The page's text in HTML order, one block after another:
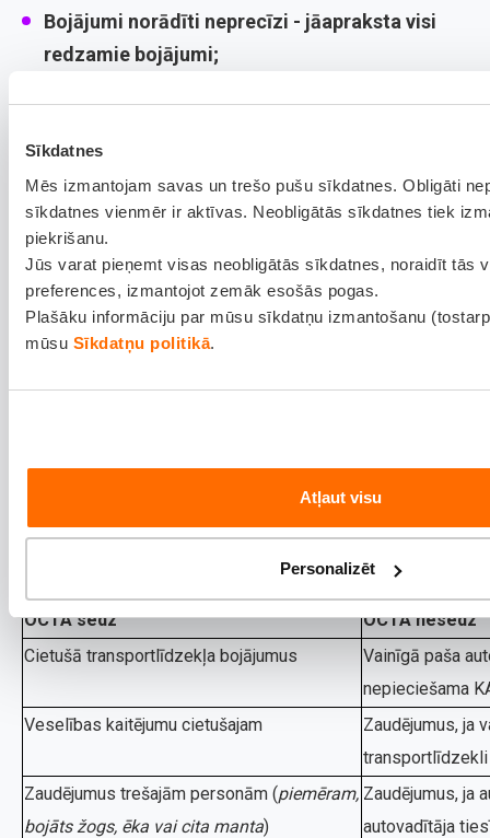
Sīkdatnes
Mēs izmantojam savas un trešo pušu sīkdatnes. Obligāti
sīkdatnes vienmēr ir aktīvas. Neobligātās sīkdatnes tiek
piekrišanu.
Jūs varat pieņemt visas neobligātās sīkdatnes, noraidīt tās
preferences, izmantojot zemāk esošās pogas.
Plašāku informāciju par mūsu sīkdatņu izmantošanu
mūsu Sīkdatņu politikā.
Atļaut visu
Personalizēt
Bojājumi norādīti neprecīzi - jāapraksta visi
redzamie bojājumi;
Paziņojums iesniegts vēlāk nekā 10 dienu laikā
Remonts uzsākts pirms apdrošinātāja
apskates;
Policija nav izsaukta, lai gan situācija to
prasīja;
Mutiska vienošanās bez dokumentēšanas
OCTA sedz
OCTA nesedz
Cietušā transportlīdzekļa bojājumus
Vainīgā paša
nepieciešama
Veselības kaitējumu cietušajam
Zaudējumus, ja
Zaudējumus trešajām personām (piemēram,
bojāts žogs, ēka vai cita manta)
Zaudējumus, ja
autovadītāja